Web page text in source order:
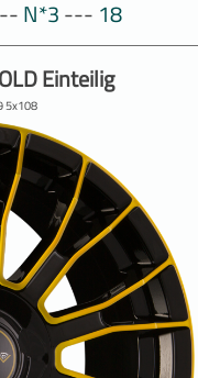
N*3--- 18
Einteilig
5x108